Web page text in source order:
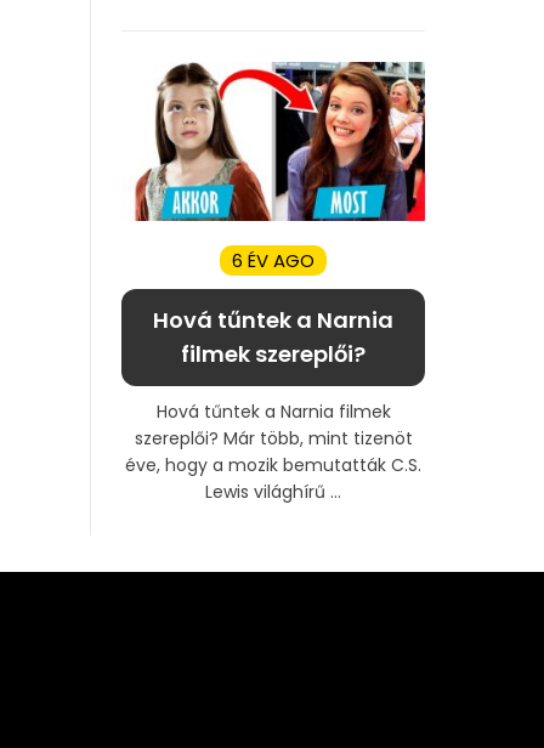
6 ÉV AGO
Hová tűntek a Narnia
filmek szereplői?
Hová tűntek a Narnia filmek
szereplői? Már több, mint tizenöt
éve, hogy a mozik bemutatták C.S.
Lewis világhírű ...